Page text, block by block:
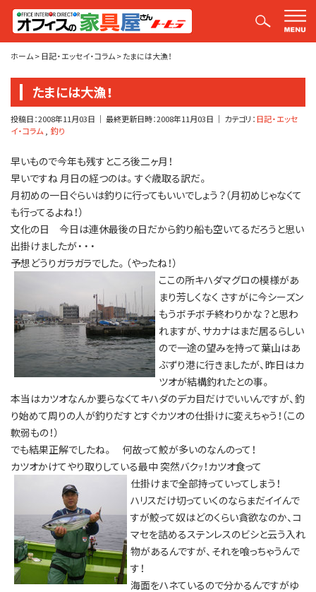
平山社長のブログ【釣りばかり日誌】
ホーム>日記・エッセイ・コラム>たまには大漁！
たまには大漁！
投稿日：2008年11月03日 ｜ 最終更新日時：2008年11月03日 ｜ カテゴリ：日記・エッセ
イ・コラム
釣り
早いもので今年も残すところ後二ヶ月！
早いですね 月日の経つのは。すぐ歳取る訳だ。
月初めの一日ぐらいは釣りに行ってもいいでしょう？（月初めじゃなくて
も行ってるよね！）
文化の日 今日は連休最後の日だから釣り船も空いてるだろうと思い
出掛けましたが・・・
予想どうりガラガラでした。（やったね！）
ここの所キハダマグロの模様があ
まり芳しくなく さすがに今シーズン
もうボチボチ終わりかな？と思わ
れますが、サカナはまだ居るらしい
ので一途の望みを持って葉山はあ
ぶずり港に行きましたが、昨日はカ
ツオが結構釣れたとの事。
本当はカツオなんか要らなくてキハダのデカ目だけでいいんですが、釣
り始めて周りの人が釣りだすとすぐカツオの仕掛けに変えちゃう！（この
軟弱もの！）
でも結果正解でしたね。 何故って鮫が多いのなんのって！
カツオかけてやり取りしている最中 突然バクｯ！カツオ食って
仕掛けまで全部持っていってしまう！
ハリスだけ切っていくのならまだイイんで
すが鮫って奴はどのくらい貪欲なのか、コ
マセを詰めるステンレスのビシと云う入れ
物があるんですが、それを喰っちゃうんで
す！
海面をハネているので分かるんですがゆ